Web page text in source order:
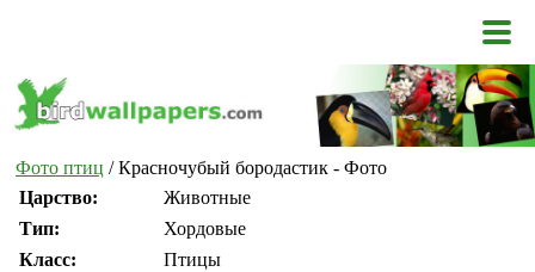
Фото птиц / Красночубый бородастик - Фото
Царство:
Животные
Тип:
Хордовые
Класс:
Птицы